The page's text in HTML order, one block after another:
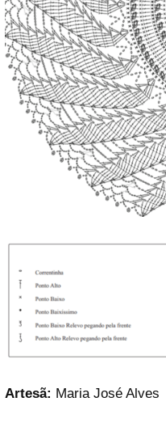
Artesã: Maria José Alves